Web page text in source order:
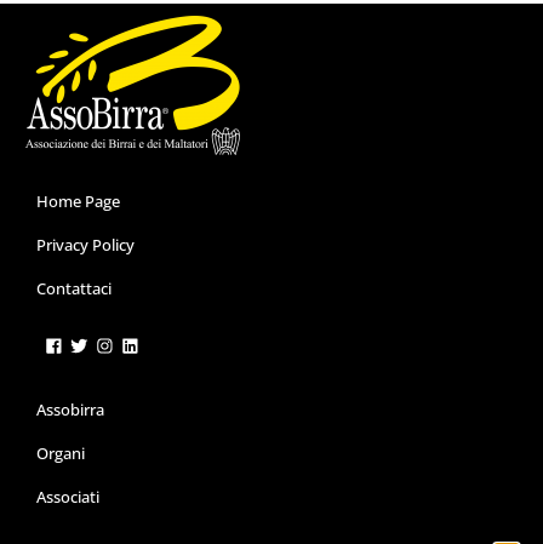
Home Page
Privacy Policy
Contattaci
Assobirra
Organi
Associati